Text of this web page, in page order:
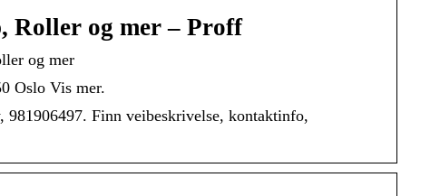
Roller og mer – Proff
og mer
Oslo Vis mer.
Finn veibeskrivelse, kontaktinfo,